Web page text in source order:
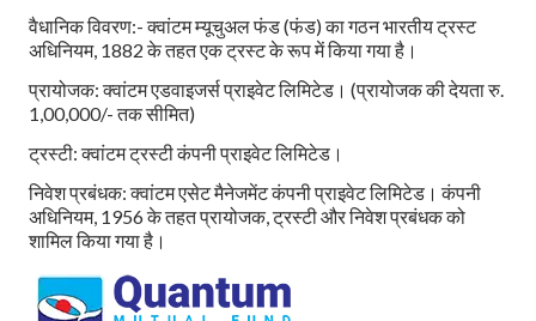
वैधानिक विवरण:- क्वांटम म्यूचुअल फंड (फंड) का गठन भारतीय ट्रस्ट
अधिनियम, 1882 के तहत एक ट्रस्ट के रूप में किया गया है।
प्रायोजक: क्वांटम एडवाइजर्स प्राइवेट लिमिटेड। (प्रायोजक की देयता रु.
1,00,000/- तक सीमित)
ट्रस्टी: क्वांटम ट्रस्टी कंपनी प्राइवेट लिमिटेड।
निवेश प्रबंधक: क्वांटम एसेट मैनेजमेंट कंपनी प्राइवेट लिमिटेड। कंपनी
अधिनियम, 1956 के तहत प्रायोजक, ट्रस्टी और निवेश प्रबंधक को
शामिल किया गया है।